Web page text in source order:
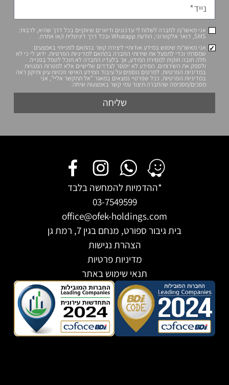
לי עדכונים ודיוורים שיווקיים בכל דרך שהיא, לרבות:
אודותיי ליצירת קשר בהתאם לפנייתי באמצעים
החברה בהתאם למדיניות הפרטיות. ידוע לי כי לא
המידע, אך בלעדיו החברה לא תוכל לטפל בפנייה
לא יימסר לצדדים שלישיים אלא למטרות המנויות
נוספים על עיבוד המידע האישי וזכויות עיון ותיקון ראה
שפרטיי נמצאים במאגר "אל תתקשר אליי", אני
עמי קשר באמצעות שיחה.
להמחשה בלבד
office@ofek-
מנחם בגין 7, רמת גן